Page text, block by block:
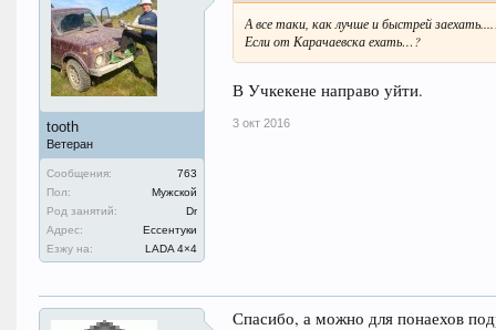
tooth
Ветеран
Сообщения:
763
Пол:
Мужской
Род занятий:
Dr
Адрес:
Ессентуки
Езжу на:
LADA 4×4
А все таки, как лучше и быстрей
Если от Карачаевска ехать…?
В Учкекене направо уйти.
3 окт 2016
Спасибо, а можно для понаехов